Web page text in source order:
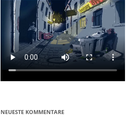
NEUESTE KOMMENTARE